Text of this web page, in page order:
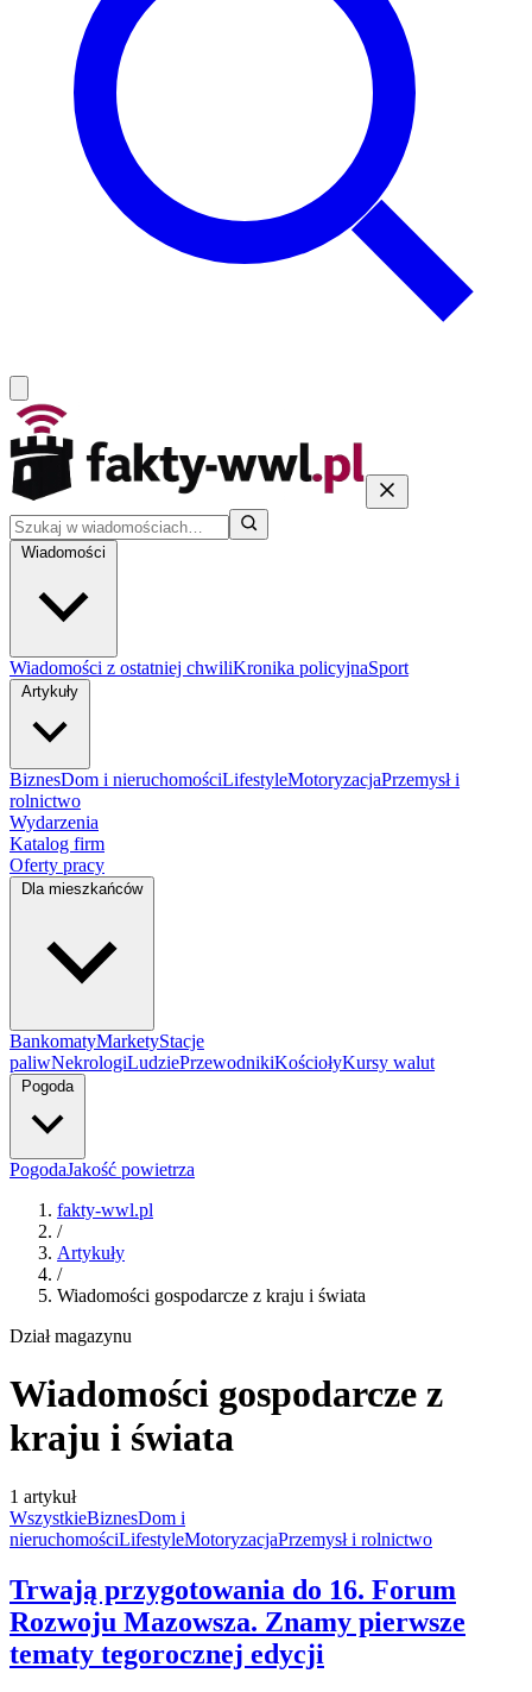
Wiadomości
Wiadomości z ostatniej chwiliKronika policyjnaSport
Artykuły
BiznesDom i nieruchomościLifestyleMotoryzacjaPrzemysł i
rolnictwo
Wydarzenia
Katalog firm
Oferty pracy
Dla mieszkańców
BankomatyMarketyStacje
paliwNekrologiLudziePrzewodnikiKościołyKursy walut
Pogoda
PogodaJakość powietrza
fakty-wwl.pl
/
Artykuły
/
Wiadomości gospodarcze z kraju i świata
Dział magazynu
Wiadomości gospodarcze z
kraju i świata
1 artykuł
WszystkieBiznesDom i
nieruchomościLifestyleMotoryzacjaPrzemysł i rolnictwo
Trwają przygotowania do 16. Forum
Rozwoju Mazowsza. Znamy pierwsze
tematy tegorocznej edycji